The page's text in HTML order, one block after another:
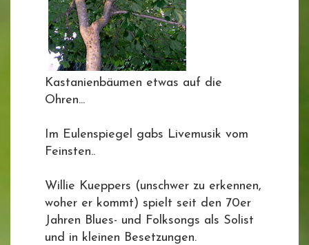
Kastanienbäumen etwas auf die
Ohren...
Im Eulenspiegel gabs Livemusik vom
Feinsten..
Willie Kueppers (unschwer zu erkennen,
woher er kommt) spielt seit den 70er
Jahren Blues- und Folksongs als Solist
und in kleinen Besetzungen.